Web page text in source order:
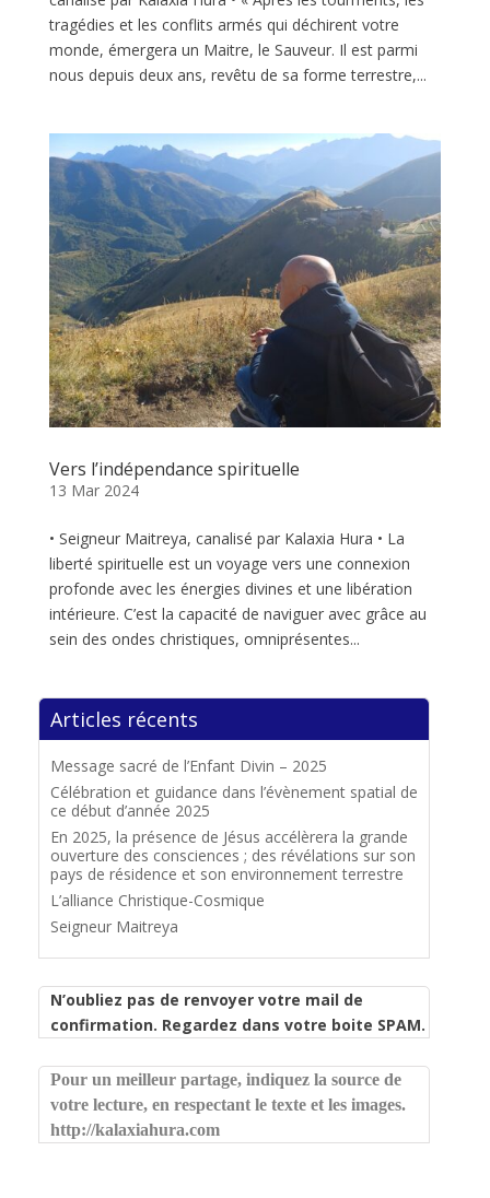
tragédies et les conflits armés qui déchirent votre
monde, émergera un Maitre, le Sauveur. Il est parmi
nous depuis deux ans, revêtu de sa forme terrestre,...
Vers l’indépendance spirituelle
13 Mar 2024
• Seigneur Maitreya, canalisé par Kalaxia Hura • La
liberté spirituelle est un voyage vers une connexion
profonde avec les énergies divines et une libération
intérieure. C’est la capacité de naviguer avec grâce au
sein des ondes christiques, omniprésentes...
Articles récents
Message sacré de l’Enfant Divin – 2025
Célébration et guidance dans l’évènement spatial de
ce début d’année 2025
En 2025, la présence de Jésus accélèrera la grande
ouverture des consciences ; des révélations sur son
pays de résidence et son environnement terrestre
L’alliance Christique-Cosmique
Seigneur Maitreya
N’oubliez pas de renvoyer votre mail de
confirmation. Regardez dans votre boite SPAM.
Pour un meilleur partage, indiquez la source de
votre lecture, en respectant le texte et les images.
http://kalaxiahura.com